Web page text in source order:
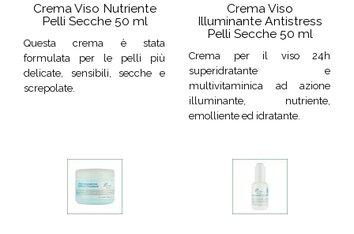
Crema Viso Nutriente
Pelli Secche 50 ml
Questa crema è stata
formulata per le pelli più
delicate, sensibili, secche e
screpolate.
Crema Viso
Illuminante Antistress
Pelli Secche 50 ml
Crema per il viso 24h
superidratante e
multivitaminica ad azione
illuminante, nutriente,
emolliente ed idratante.